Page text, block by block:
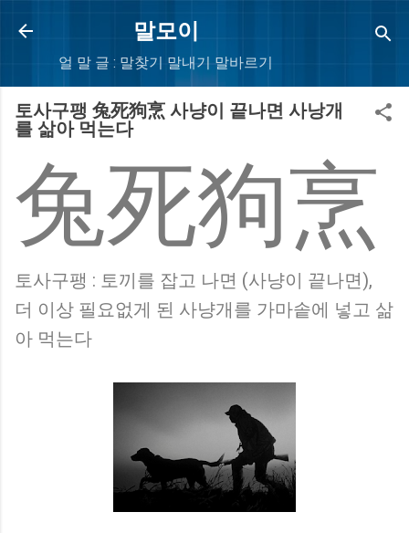
Skip to main content
말모이
얼 말 글 : 말찾기 말내기 말바르기
토사구팽 兔死狗烹 사냥이 끝나면 사낭개
를 삶아 먹는다
兔死狗烹
토사구팽 : 토끼를 잡고 나면 (사냥이 끝나면),
더 이상 필요없게 된 사냥개를 가마솥에 넣고 삶
아 먹는다